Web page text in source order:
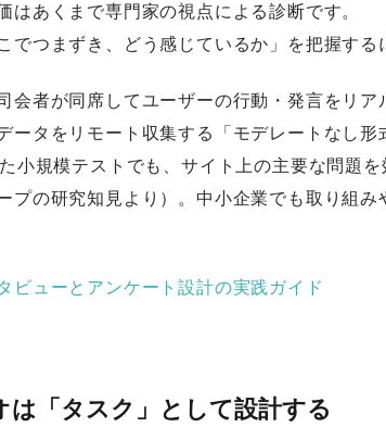
はあくまで専門家の視点による診断です。
でつまずき、どう感じているか」を把握する
会者が同席してユーザーの行動・発言をリ
ータをリモート収集する「モデレートなし形
小規模テストでも、サイト上の主要な問題
プの研究知見より）。中小企業でも取り組み
ビューとアンケート設計の実践ガイド
「タスク」として設計する